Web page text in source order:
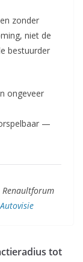
zonder
niet de
bestuurder
ongeveer
—
Autovisie
tot